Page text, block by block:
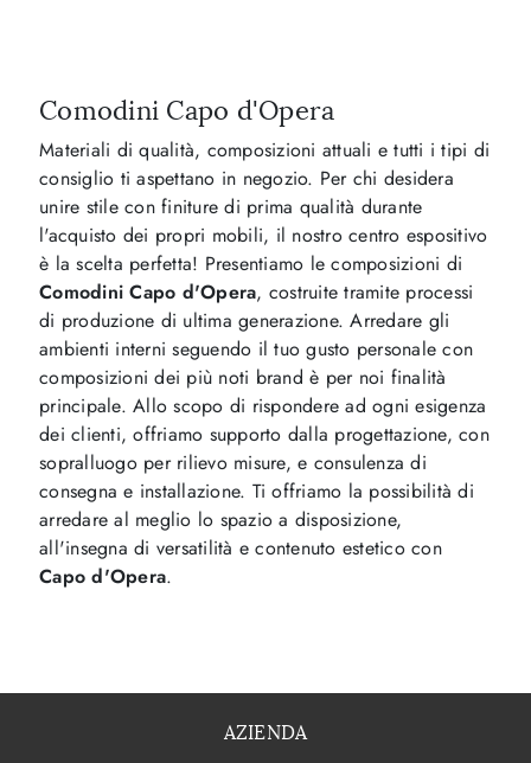
Comodini Capo d'Opera
Materiali di qualità, composizioni attuali e tutti i tipi di
consiglio ti aspettano in negozio. Per chi desidera
unire stile con finiture di prima qualità durante
l'acquisto dei propri mobili, il nostro centro espositivo
è la scelta perfetta! Presentiamo le composizioni di
Comodini Capo d'Opera, costruite tramite processi
di produzione di ultima generazione. Arredare gli
ambienti interni seguendo il tuo gusto personale con
composizioni dei più noti brand è per noi finalità
principale. Allo scopo di rispondere ad ogni esigenza
dei clienti, offriamo supporto dalla progettazione, con
sopralluogo per rilievo misure, e consulenza di
consegna e installazione. Ti offriamo la possibilità di
arredare al meglio lo spazio a disposizione,
all'insegna di versatilità e contenuto estetico con
Capo d'Opera.
AZIENDA